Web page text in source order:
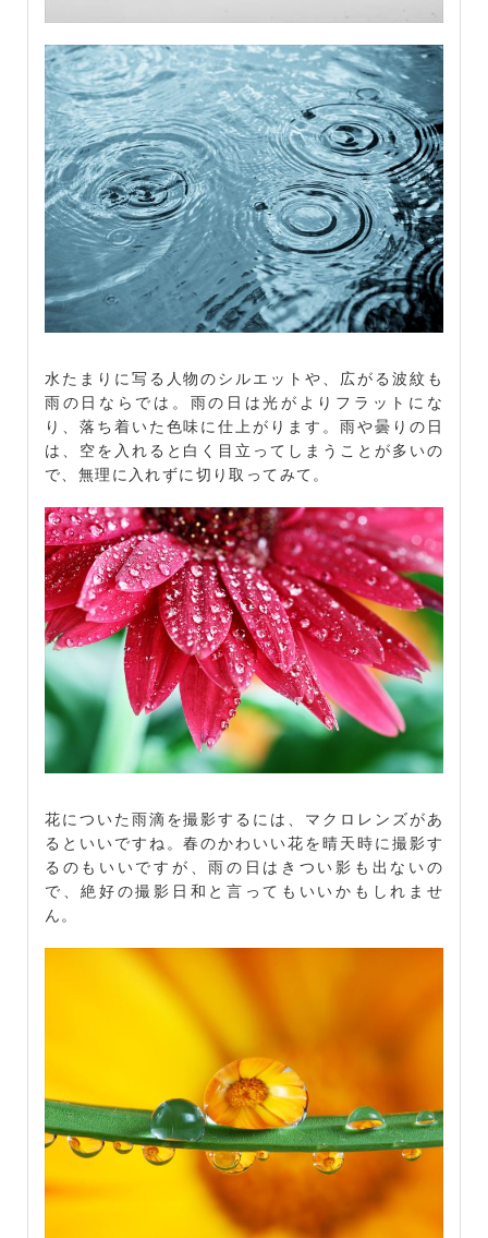
水たまりに写る人物のシルエットや、広がる波紋も
雨の日ならでは。雨の日は光がよりフラットにな
り、落ち着いた色味に仕上がります。雨や曇りの日
は、空を入れると白く目立ってしまうことが多いの
で、無理に入れずに切り取ってみて。
花についた雨滴を撮影するには、マクロレンズがあ
るといいですね。春のかわいい花を晴天時に撮影す
るのもいいですが、雨の日はきつい影も出ないの
で、絶好の撮影日和と言ってもいいかもしれませ
ん。